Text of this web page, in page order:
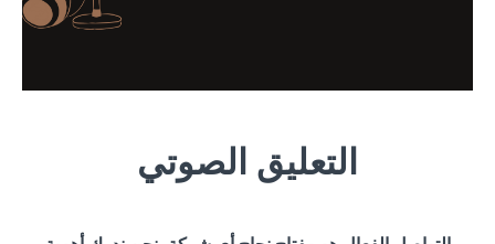
التعليق الصوتي